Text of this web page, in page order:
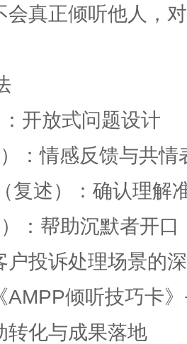
会真正倾听他人，
开放式问题设计
：情感反馈与共情
复述）：确认理解
：帮助沉默者开口
户投诉处理场景的
AMPP倾听技巧卡
转化与成果落地